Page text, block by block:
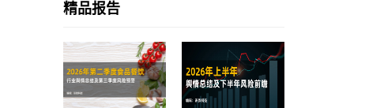
精品报告